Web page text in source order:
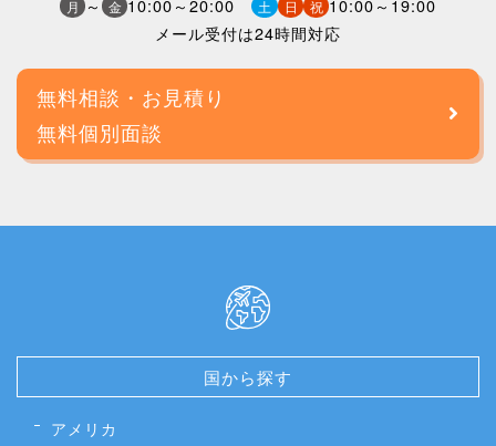
月 ～ 金 10:00～20:00 土 日 祝 10:00～19:00
メール受付は24時間対応
無料相談・お見積り
無料個別面談
国から探す
アメリカ